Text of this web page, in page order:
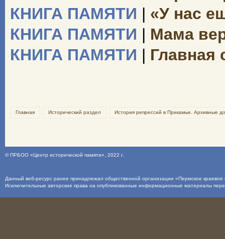
КНИГА ПАМЯТИ | «У нас
КНИГА ПАМЯТИ | Мама
КНИГА ПАМЯТИ | Главная
Главная Исторический раздел История репрессий в Прикамье. Архивные
©ПРБОО «Центр исторической памяти» , 2022 г.
Данный веб-ресурс ранее принадлежал общественной организации «Пермское
Исключительные авторские права на опубликованные информационные материалы